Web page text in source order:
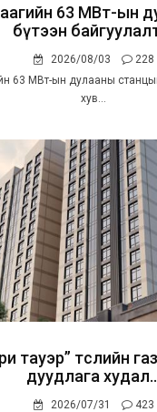
63 МВт-ын
бүтээн
2026/08/03
228
63 МВт-ын дулааны
хув...
тауэр” төслийн
дуудлага
2026/07/31
423